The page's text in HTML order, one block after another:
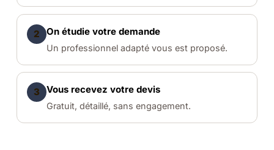
2 On étudie votre demande
Un professionnel adapté vous est proposé.
3 Vous recevez votre devis
Gratuit, détaillé, sans engagement.